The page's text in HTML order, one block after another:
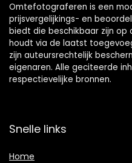
Omtefotograferen is een
prijsvergelijkings- en
biedt die beschikbaar zijn op
houdt via de laatst
zijn auteursrechtelijk
eigenaren. Alle geciteerde
respectievelijke bronnen.
Snelle links
Home